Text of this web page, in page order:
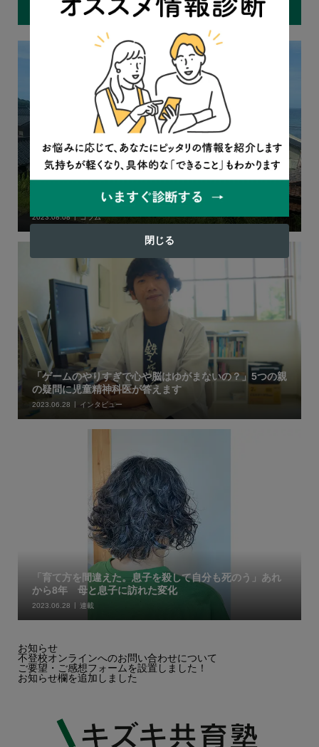
おすすめ記事
帰省は希望者だけでOK。お盆の時期に『不登校新聞』編
集長からの提言
2023.08.08 コラム
「ゲームのやりすぎで心や脳はゆがまないの？」5つの親
の疑問に児童精神科医が答えます
2023.06.28 インタビュー
「育て方を間違えた。息子を殺して自分も死のう」あれ
から8年 母と息子に訪れた変化
2023.06.28 連載
お知らせ
不登校オンラインへのお問い合わせについて
ご要望・ご感想フォームを設置しました！
お知らせ欄を追加しました
閉じる